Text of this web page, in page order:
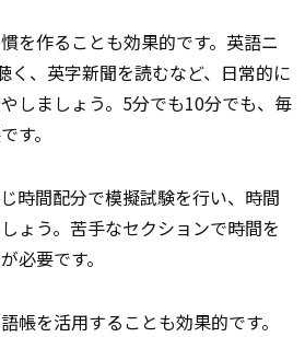
を作ることも効果的です。英語ニ
く、英字新聞を読むなど、日常的に
しましょう。5分でも10分でも、毎
す。
時間配分で模擬試験を行い、時間
ょう。苦手なセクションで時間を
必要です。
帳を活用することも効果的です。